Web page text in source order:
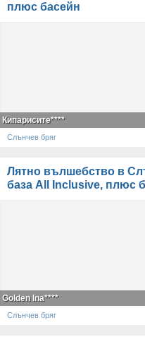
плюс басейн
Кипарисите****
Слънчев бряг
Лятно вълшебство в
база All Inclusive, плюс
Golden Ina****
Слънчев бряг